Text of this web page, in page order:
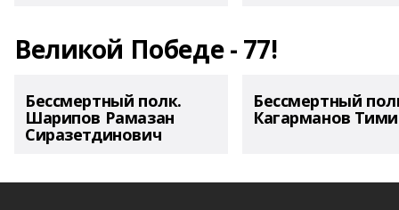
Великой Победе - 77!
Бессмертный полк.
Шарипов Рамазан
Сиразетдинович
Бессмертный
Кагарманов